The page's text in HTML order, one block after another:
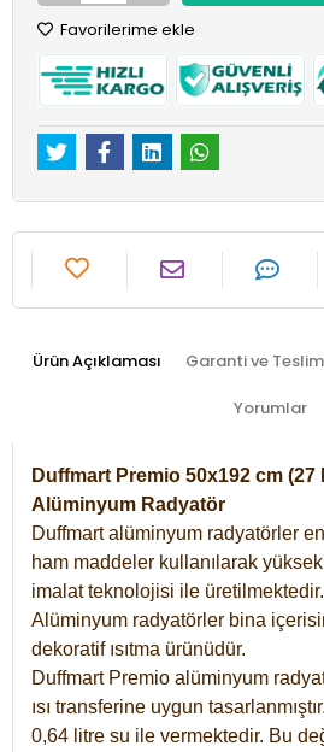
Favorilerime ekle
Ürün Açıklaması Garanti ve
Yorumlar
Duffmart Premio 50x192 cm (27
Alüminyum Radyatör
Duffmart alüminyum radyatörler
ham maddeler kullanılarak
imalat teknolojisi ile üretilmektedir.
Alüminyum radyatörler bina
dekoratif ısıtma ürünüdür.
Duffmart Premio alüminyum
ısı transferine uygun
0,64 litre su ile vermektedir. Bu